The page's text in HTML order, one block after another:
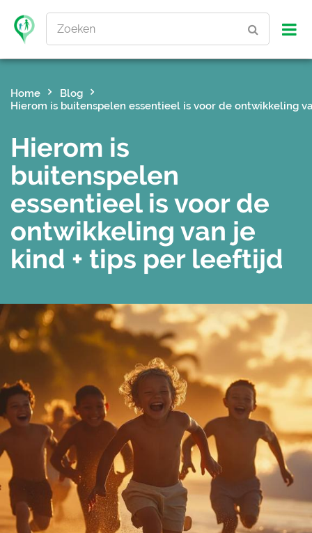
Zoeken
Home
Blog
Hierom is buitenspelen essentieel is voor de ontwikkeling
Hierom is
buitenspelen
essentieel is voor de
ontwikkeling van je
kind + tips per leeftijd